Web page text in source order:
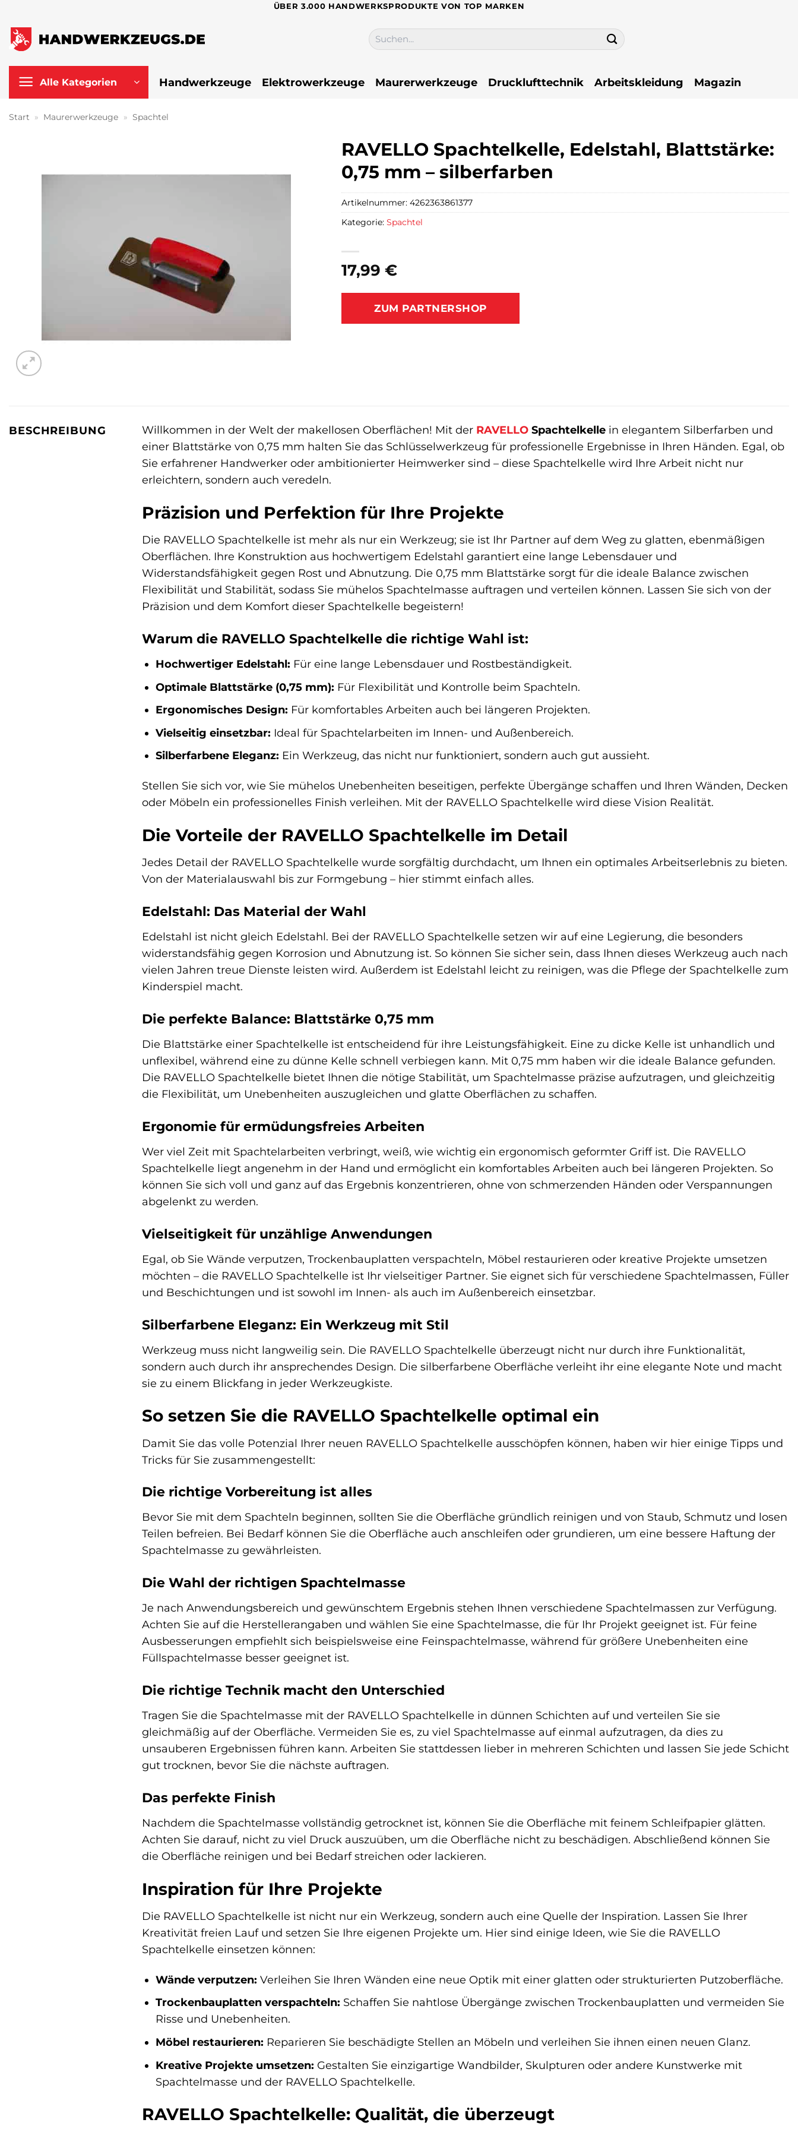
springen
ÜBER 3.000 HANDWERKSPRODUKTE VON TOP MARKEN
Suchen
nach:
Alle Kategorien Handwerkzeuge Elektrowerkzeuge Maurerwerkzeuge Drucklufttechnik Arbeitskleidung Magazin
Start » Maurerwerkzeuge » Spachtel
RAVELLO Spachtelkelle, Edelstahl, Blattstärke:
0,75 mm – silberfarben
17,99 €
ZUM PARTNERSHOP
Artikelnummer: 4262363861377
Kategorie: Spachtel
BESCHREIBUNG Willkommen in der Welt der makellosen Oberflächen! Mit der RAVELLO Spachtelkelle in elegantem Silberfarben und
einer Blattstärke von 0,75 mm halten Sie das Schlüsselwerkzeug für professionelle Ergebnisse in Ihren Händen. Egal, ob
Sie erfahrener Handwerker oder ambitionierter Heimwerker sind – diese Spachtelkelle wird Ihre Arbeit nicht nur
erleichtern, sondern auch veredeln.
Präzision und Perfektion für Ihre Projekte
Die RAVELLO Spachtelkelle ist mehr als nur ein Werkzeug; sie ist Ihr Partner auf dem Weg zu glatten, ebenmäßigen
Oberflächen. Ihre Konstruktion aus hochwertigem Edelstahl garantiert eine lange Lebensdauer und
Widerstandsfähigkeit gegen Rost und Abnutzung. Die 0,75 mm Blattstärke sorgt für die ideale Balance zwischen
Flexibilität und Stabilität, sodass Sie mühelos Spachtelmasse auftragen und verteilen können. Lassen Sie sich von der
Präzision und dem Komfort dieser Spachtelkelle begeistern!
Warum die RAVELLO Spachtelkelle die richtige Wahl ist:
Hochwertiger Edelstahl: Für eine lange Lebensdauer und Rostbeständigkeit.
Optimale Blattstärke (0,75 mm): Für Flexibilität und Kontrolle beim Spachteln.
Ergonomisches Design: Für komfortables Arbeiten auch bei längeren Projekten.
Vielseitig einsetzbar: Ideal für Spachtelarbeiten im Innen- und Außenbereich.
Silberfarbene Eleganz: Ein Werkzeug, das nicht nur funktioniert, sondern auch gut aussieht.
Stellen Sie sich vor, wie Sie mühelos Unebenheiten beseitigen, perfekte Übergänge schaffen und Ihren Wänden, Decken
oder Möbeln ein professionelles Finish verleihen. Mit der RAVELLO Spachtelkelle wird diese Vision Realität.
Die Vorteile der RAVELLO Spachtelkelle im Detail
Jedes Detail der RAVELLO Spachtelkelle wurde sorgfältig durchdacht, um Ihnen ein optimales Arbeitserlebnis zu bieten.
Von der Materialauswahl bis zur Formgebung – hier stimmt einfach alles.
Edelstahl: Das Material der Wahl
Edelstahl ist nicht gleich Edelstahl. Bei der RAVELLO Spachtelkelle setzen wir auf eine Legierung, die besonders
widerstandsfähig gegen Korrosion und Abnutzung ist. So können Sie sicher sein, dass Ihnen dieses Werkzeug auch nach
vielen Jahren treue Dienste leisten wird. Außerdem ist Edelstahl leicht zu reinigen, was die Pflege der Spachtelkelle zum
Kinderspiel macht.
Die perfekte Balance: Blattstärke 0,75 mm
Die Blattstärke einer Spachtelkelle ist entscheidend für ihre Leistungsfähigkeit. Eine zu dicke Kelle ist unhandlich und
unflexibel, während eine zu dünne Kelle schnell verbiegen kann. Mit 0,75 mm haben wir die ideale Balance gefunden.
Die RAVELLO Spachtelkelle bietet Ihnen die nötige Stabilität, um Spachtelmasse präzise aufzutragen, und gleichzeitig
die Flexibilität, um Unebenheiten auszugleichen und glatte Oberflächen zu schaffen.
Ergonomie für ermüdungsfreies Arbeiten
Wer viel Zeit mit Spachtelarbeiten verbringt, weiß, wie wichtig ein ergonomisch geformter Griff ist. Die RAVELLO
Spachtelkelle liegt angenehm in der Hand und ermöglicht ein komfortables Arbeiten auch bei längeren Projekten. So
können Sie sich voll und ganz auf das Ergebnis konzentrieren, ohne von schmerzenden Händen oder Verspannungen
abgelenkt zu werden.
Vielseitigkeit für unzählige Anwendungen
Egal, ob Sie Wände verputzen, Trockenbauplatten verspachteln, Möbel restaurieren oder kreative Projekte umsetzen
möchten – die RAVELLO Spachtelkelle ist Ihr vielseitiger Partner. Sie eignet sich für verschiedene Spachtelmassen, Füller
und Beschichtungen und ist sowohl im Innen- als auch im Außenbereich einsetzbar.
Silberfarbene Eleganz: Ein Werkzeug mit Stil
Werkzeug muss nicht langweilig sein. Die RAVELLO Spachtelkelle überzeugt nicht nur durch ihre Funktionalität,
sondern auch durch ihr ansprechendes Design. Die silberfarbene Oberfläche verleiht ihr eine elegante Note und macht
sie zu einem Blickfang in jeder Werkzeugkiste.
So setzen Sie die RAVELLO Spachtelkelle optimal ein
Damit Sie das volle Potenzial Ihrer neuen RAVELLO Spachtelkelle ausschöpfen können, haben wir hier einige Tipps und
Tricks für Sie zusammengestellt:
Die richtige Vorbereitung ist alles
Bevor Sie mit dem Spachteln beginnen, sollten Sie die Oberfläche gründlich reinigen und von Staub, Schmutz und losen
Teilen befreien. Bei Bedarf können Sie die Oberfläche auch anschleifen oder grundieren, um eine bessere Haftung der
Spachtelmasse zu gewährleisten.
Die Wahl der richtigen Spachtelmasse
Je nach Anwendungsbereich und gewünschtem Ergebnis stehen Ihnen verschiedene Spachtelmassen zur Verfügung.
Achten Sie auf die Herstellerangaben und wählen Sie eine Spachtelmasse, die für Ihr Projekt geeignet ist. Für feine
Ausbesserungen empfiehlt sich beispielsweise eine Feinspachtelmasse, während für größere Unebenheiten eine
Füllspachtelmasse besser geeignet ist.
Die richtige Technik macht den Unterschied
Tragen Sie die Spachtelmasse mit der RAVELLO Spachtelkelle in dünnen Schichten auf und verteilen Sie sie
gleichmäßig auf der Oberfläche. Vermeiden Sie es, zu viel Spachtelmasse auf einmal aufzutragen, da dies zu
unsauberen Ergebnissen führen kann. Arbeiten Sie stattdessen lieber in mehreren Schichten und lassen Sie jede Schicht
gut trocknen, bevor Sie die nächste auftragen.
Das perfekte Finish
Nachdem die Spachtelmasse vollständig getrocknet ist, können Sie die Oberfläche mit feinem Schleifpapier glätten.
Achten Sie darauf, nicht zu viel Druck auszuüben, um die Oberfläche nicht zu beschädigen. Abschließend können Sie
die Oberfläche reinigen und bei Bedarf streichen oder lackieren.
Inspiration für Ihre Projekte
Die RAVELLO Spachtelkelle ist nicht nur ein Werkzeug, sondern auch eine Quelle der Inspiration. Lassen Sie Ihrer
Kreativität freien Lauf und setzen Sie Ihre eigenen Projekte um. Hier sind einige Ideen, wie Sie die RAVELLO
Spachtelkelle einsetzen können:
Wände verputzen: Verleihen Sie Ihren Wänden eine neue Optik mit einer glatten oder strukturierten Putzoberfläche.
Trockenbauplatten verspachteln: Schaffen Sie nahtlose Übergänge zwischen Trockenbauplatten und vermeiden Sie
Risse und Unebenheiten.
Möbel restaurieren: Reparieren Sie beschädigte Stellen an Möbeln und verleihen Sie ihnen einen neuen Glanz.
Kreative Projekte umsetzen: Gestalten Sie einzigartige Wandbilder, Skulpturen oder andere Kunstwerke mit
Spachtelmasse und der RAVELLO Spachtelkelle.
RAVELLO Spachtelkelle: Qualität, die überzeugt